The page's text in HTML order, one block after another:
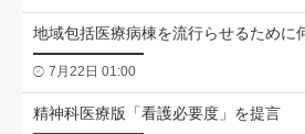
地域包括医療病棟を流行らせるために
7月22日 01:00
精神科医療版「看護必要度」を提言